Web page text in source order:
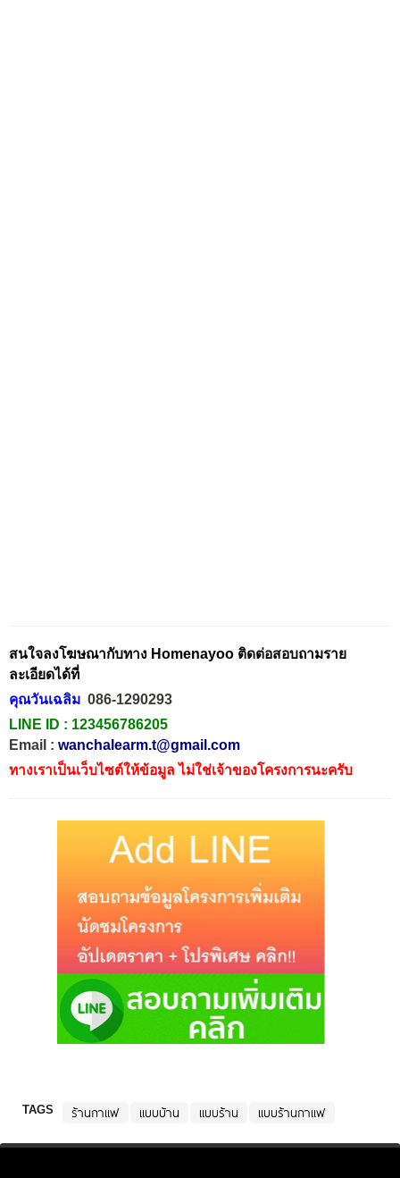
สนใจลงโฆษณากับทาง Homenayoo ติดต่อสอบถามราย
ละเอียดได้ที่
คุณวันเฉลิม 086-1290293
LINE ID : 123456786205
Email : wanchalearm.t@gmail.com
ทางเราเป็นเว็บไซต์ให้ข้อมูล ไม่ใช่เจ้าของโครงการนะครับ
TAGS ร้านกาแฟ แบบบ้าน แบบร้าน แบบร้านกาแฟ